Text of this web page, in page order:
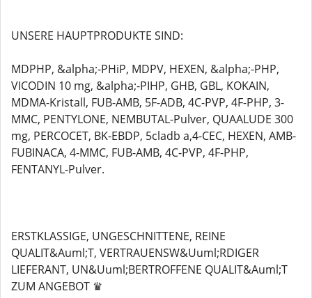
UNSERE HAUPTPRODUKTE SIND:
MDPHP, &alpha;-PHiP, MDPV, HEXEN, &alpha;-PHP,
VICODIN 10 mg, &alpha;-PIHP, GHB, GBL, KOKAIN,
MDMA-Kristall, FUB-AMB, 5F-ADB, 4C-PVP, 4F-PHP, 3-
MMC, PENTYLONE, NEMBUTAL-Pulver, QUAALUDE 300
mg, PERCOCET, BK-EBDP, 5cladb a,4-CEC, HEXEN, AMB-
FUBINACA, 4-MMC, FUB-AMB, 4C-PVP, 4F-PHP,
FENTANYL-Pulver.
ERSTKLASSIGE, UNGESCHNITTENE, REINE
QUALIT&Auml;T, VERTRAUENSW&Uuml;RDIGER
LIEFERANT, UN&Uuml;BERTROFFENE QUALIT&Auml;T
ZUM ANGEBOT ♛